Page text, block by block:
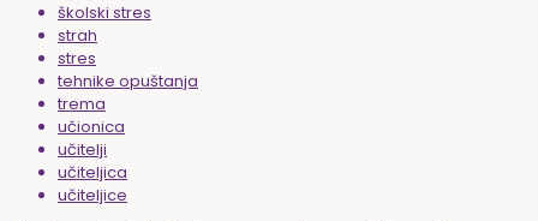
školski stres
strah
stres
tehnike opuštanja
trema
učionica
učitelji
učiteljica
učiteljice